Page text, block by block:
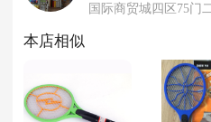
国际商贸城四区75门
本店相似